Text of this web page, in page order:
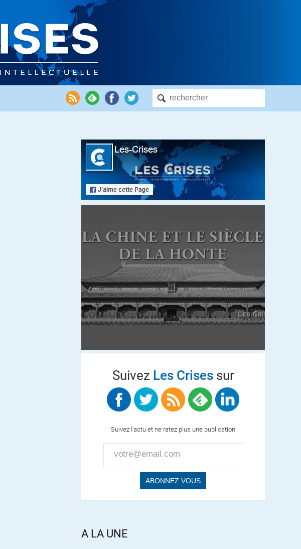
Suivez Les Crisessur
Suivez l'actu et ne ratez plus une publication
A LA UNE